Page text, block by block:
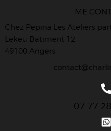
ME
Chez Pepina Les Ateliers
Lekeu Batiment 12
49100 Angers
07 77